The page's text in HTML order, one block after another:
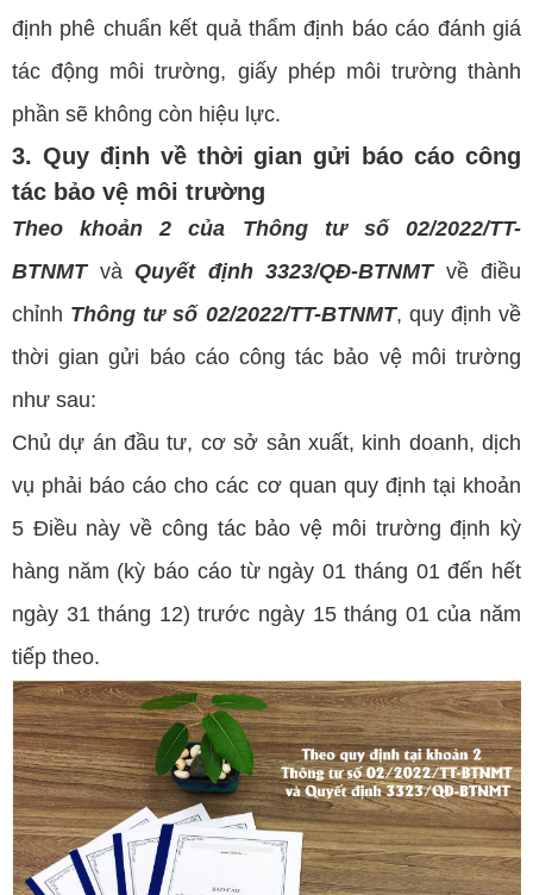
định phê chuẩn kết quả thẩm định báo cáo đánh giá
tác động môi trường, giấy phép môi trường thành
phần sẽ không còn hiệu lực.
3. Quy định về thời gian gửi báo cáo công
tác bảo vệ môi trường
Theo khoản 2 của Thông tư số 02/2022/TT-
BTNMTvà Quyết định 3323/QĐ-BTNMTvề điều
chỉnh Thông tư số 02/2022/TT-BTNMT, quy định về
thời gian gửi báo cáo công tác bảo vệ môi trường
như sau:
Chủ dự án đầu tư, cơ sở sản xuất, kinh doanh, dịch
vụ phải báo cáo cho các cơ quan quy định tại khoản
5 Điều này về công tác bảo vệ môi trường định kỳ
hàng năm (kỳ báo cáo từ ngày 01 tháng 01 đến hết
ngày 31 tháng 12) trước ngày 15 tháng 01 của năm
tiếp theo.